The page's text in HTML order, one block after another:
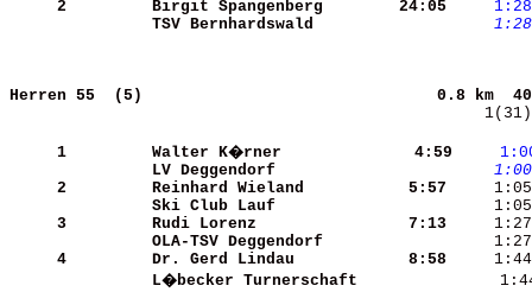
     2
Birgit Spangenberg
   24:05
    1:28
TSV Bernhardswald
    1:28
Herren 55  (5)
0.8
     1
Walter K�rner
    4:59
LV Deggendorf
    1:00
     2
Reinhard Wieland
    5:57
Ski Club Lauf
     3
Rudi Lorenz
    7:13
OLA-TSV Deggendorf
     4
Dr. Gerd Lindau
    8:58
L�becker Turnerschaft